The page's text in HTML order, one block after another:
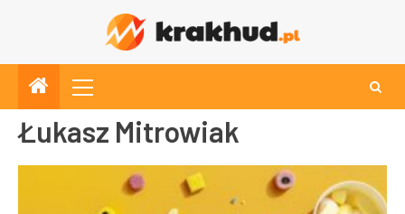
Łukasz Mitrowiak